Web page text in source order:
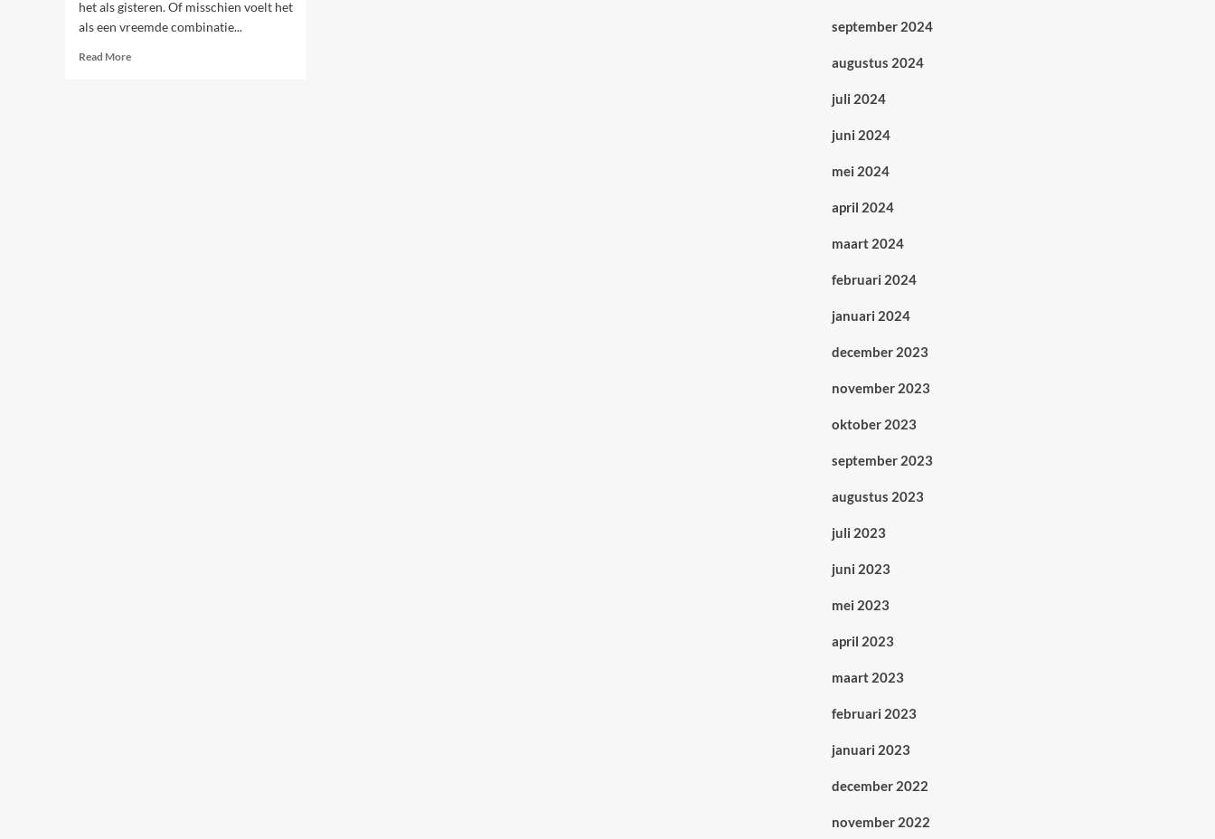
het als gisteren. Of misschien voelt het
als een vreemde combinatie...
Read MoreRead
september 2024
augustus 2024
juli 2024
juni 2024
mei 2024
april 2024
maart 2024
februari 2024
januari 2024
december 2023
november 2023
oktober 2023
september 2023
augustus 2023
juli 2023
juni 2023
mei 2023
april 2023
maart 2023
februari 2023
januari 2023
december 2022
november 2022